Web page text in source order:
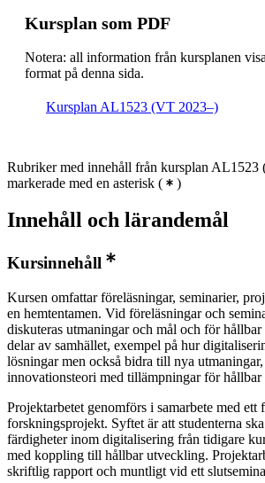
Kursplan som PDF
Notera: all information från kursplanen
format på denna sida.
Kursplan AL1523 (VT 2023–)
Rubriker med innehåll från kursplan AL1523
markerade med en asterisk ( )
Innehåll och lärandemål
Kursinnehåll
Kursen omfattar föreläsningar, seminarier,
en hemtentamen. Vid föreläsningar och
diskuteras utmaningar och mål och för
delar av samhället, exempel på hur
lösningar men också bidra till nya
innovationsteori med tillämpningar för
Projektarbetet genomförs i samarbete med ett
forskningsprojekt. Syftet är att studenterna
färdigheter inom digitalisering från tidigare
med koppling till hållbar utveckling.
skriftlig rapport och muntligt vid ett